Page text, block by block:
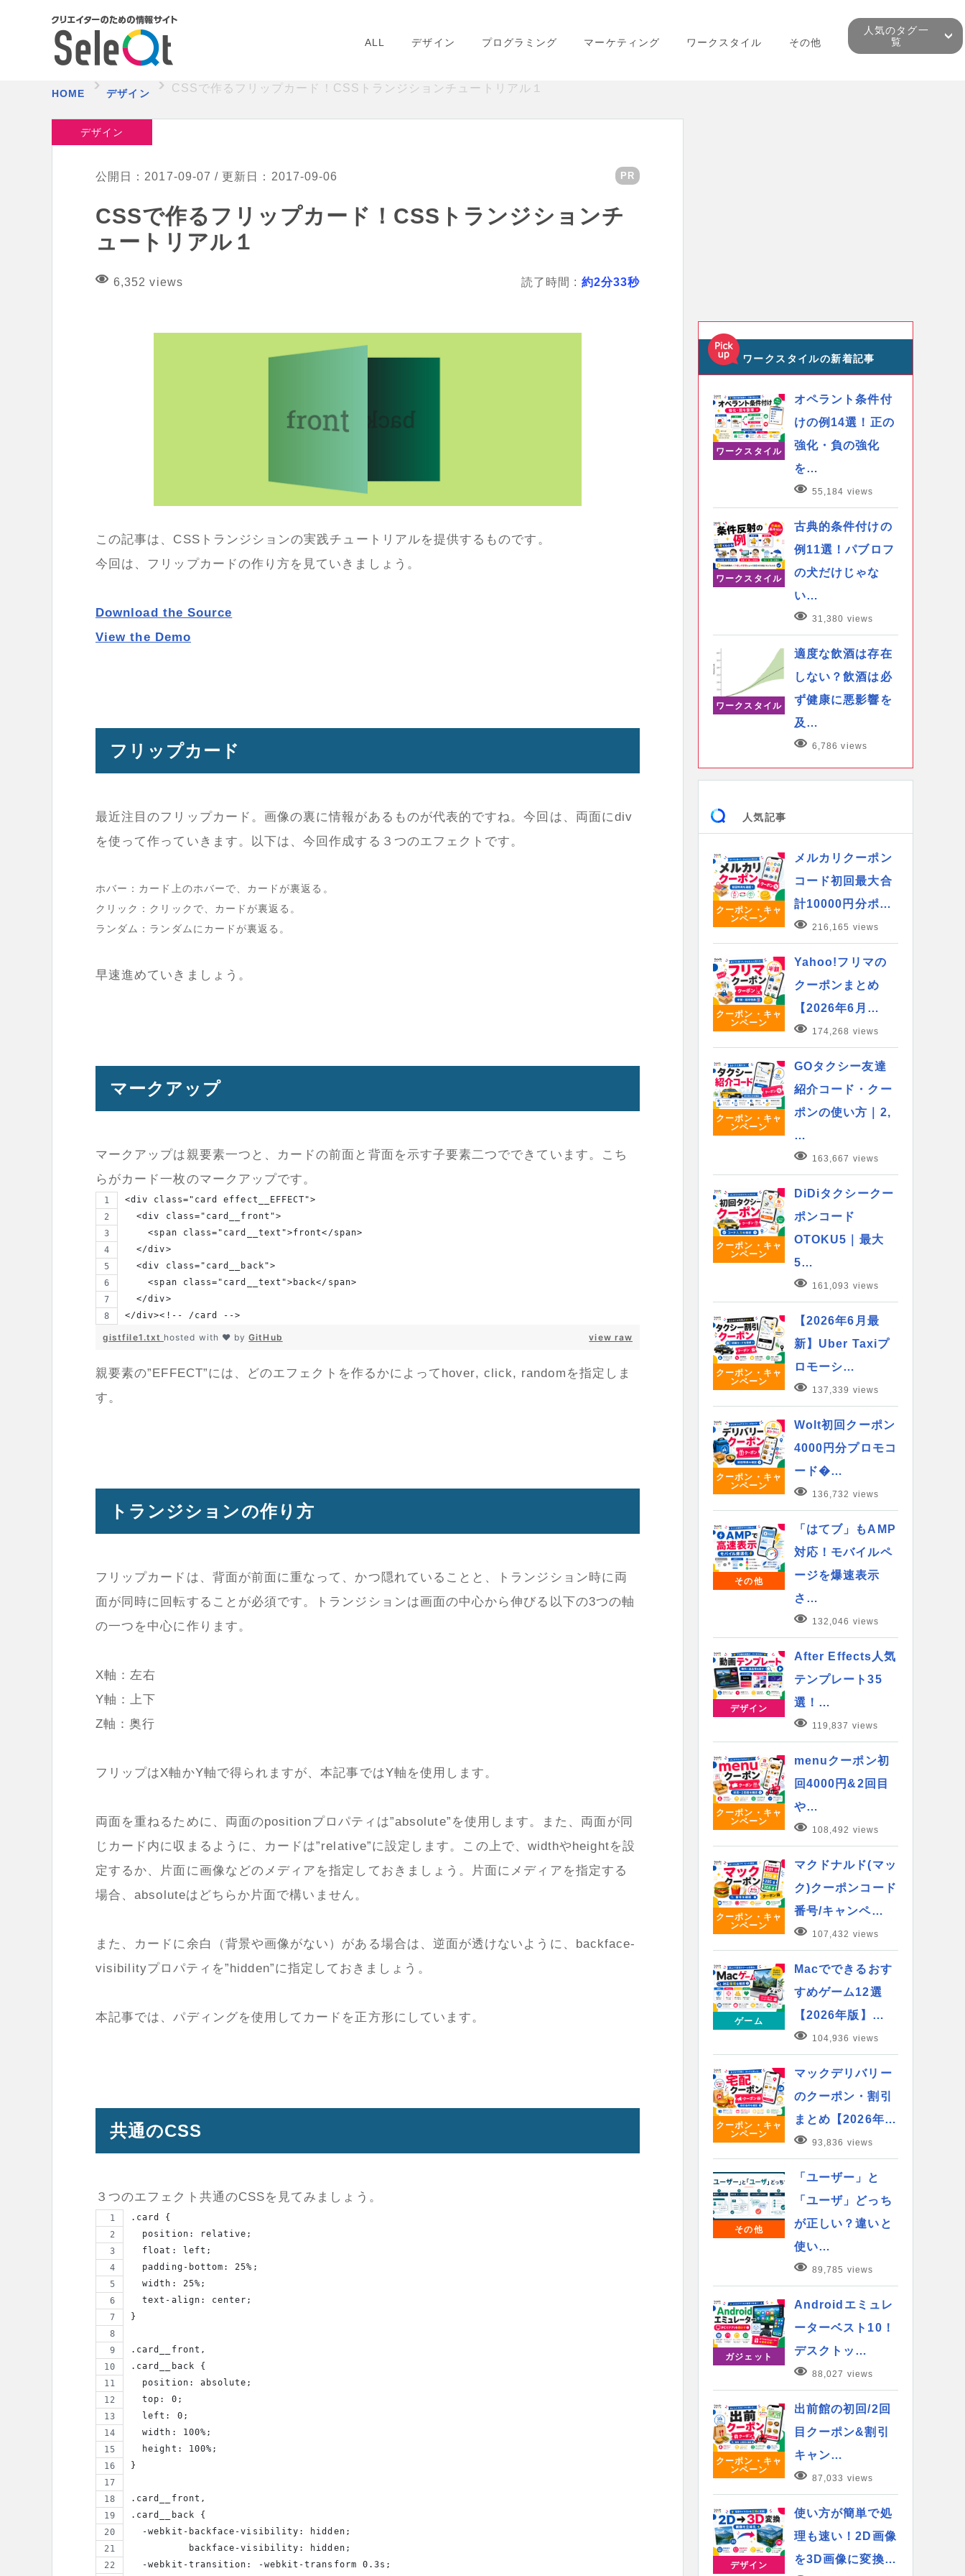
ALL デザイン プログラミング マーケティング ワークスタイル その他
人気のタグ一
覧
HOME デザイン CSSで作るフリップカード！CSSトランジションチュートリアル１
デザイン
公開日：2017-09-07 / 更新日：2017-09-06 PR
CSSで作るフリップカード！CSSトランジションチ
ュートリアル１
6,352 views 読了時間 : 約2分33秒
この記事は、CSSトランジションの実践チュートリアルを提供するものです。
今回は、フリップカードの作り方を見ていきましょう。
Download the Source
View the Demo
フリップカード
最近注目のフリップカード。画像の裏に情報があるものが代表的ですね。今回は、両面にdiv
を使って作っていきます。以下は、今回作成する３つのエフェクトです。
ホバー：カード上のホバーで、カードが裏返る。
クリック：クリックで、カードが裏返る。
ランダム：ランダムにカードが裏返る。
早速進めていきましょう。
マークアップ
マークアップは親要素一つと、カードの前面と背面を示す子要素二つでできています。こち
らがカード一枚のマークアップです。
<div class="card effect__EFFECT">
  <div class="card__front">
    <span class="card__text">front</span>
  </div>
  <div class="card__back">
    <span class="card__text">back</span>
  </div>
</div><!-- /card -->
view raw
gistfile1.txt hosted with ❤ byGitHub
親要素の”EFFECT”には、どのエフェクトを作るかによってhover, click, randomを指定しま
す。
トランジションの作り方
フリップカードは、背面が前面に重なって、かつ隠れていることと、トランジション時に両
面が同時に回転することが必須です。トランジションは画面の中心から伸びる以下の3つの軸
の一つを中心に作ります。
X軸：左右
Y軸：上下
Z軸：奥行
フリップはX軸かY軸で得られますが、本記事ではY軸を使用します。
両面を重ねるために、両面のpositionプロパティは”absolute”を使用します。また、両面が同
じカード内に収まるように、カードは”relative”に設定します。この上で、widthやheightを設
定するか、片面に画像などのメディアを指定しておきましょう。片面にメディアを指定する
場合、absoluteはどちらか片面で構いません。
また、カードに余白（背景や画像がない）がある場合は、逆面が透けないように、backface-
visibilityプロパティを”hidden”に指定しておきましょう。
本記事では、パディングを使用してカードを正方形にしています。
共通のCSS
３つのエフェクト共通のCSSを見てみましょう。
.card {
  position: relative;
  float: left;
  padding-bottom: 25%;
  width: 25%;
  text-align: center;
}
.card__front,
.card__back {
  position: absolute;
  top: 0;
  left: 0;
  width: 100%;
  height: 100%;
}
.card__front,
.card__back {
  -webkit-backface-visibility: hidden;
          backface-visibility: hidden;
  -webkit-transition: -webkit-transform 0.3s;
ワークスタイルの新着記事
ワークスタイル
オペラント条件付
けの例14選！正の
強化・負の強化
を…
55,184 views
ワークスタイル
古典的条件付けの
例11選！パブロフ
の犬だけじゃな
い…
31,380 views
ワークスタイル
適度な飲酒は存在
しない？飲酒は必
ず健康に悪影響を
及…
6,786 views
人気記事
クーポン・キャ
ンペーン
メルカリクーポン
コード初回最大合
計10000円分ポ…
216,165 views
クーポン・キャ
ンペーン
Yahoo!フリマの
クーポンまとめ
【2026年6月…
174,268 views
クーポン・キャ
ンペーン
GOタクシー友達
紹介コード・クー
ポンの使い方｜2,
…
163,667 views
クーポン・キャ
ンペーン
DiDiタクシークー
ポンコード
OTOKU5｜最大
5…
161,093 views
クーポン・キャ
ンペーン
【2026年6月最
新】Uber Taxiプ
ロモーシ…
137,339 views
クーポン・キャ
ンペーン
Wolt初回クーポン
4000円分プロモコ
ード�…
136,732 views
その他
「はてブ」もAMP
対応！モバイルペ
ージを爆速表示
さ…
132,046 views
デザイン
After Effects人気
テンプレート35
選！…
119,837 views
クーポン・キャ
ンペーン
menuクーポン初
回4000円&2回目
や…
108,492 views
クーポン・キャ
ンペーン
マクドナルド(マッ
ク)クーポンコード
番号/キャンペ…
107,432 views
ゲーム
Macでできるおす
すめゲーム12選
【2026年版】…
104,936 views
クーポン・キャ
ンペーン
マックデリバリー
のクーポン・割引
まとめ【2026年…
93,836 views
その他
「ユーザー」と
「ユーザ」どっち
が正しい？違いと
使い…
89,785 views
ガジェット
Androidエミュレ
ーターベスト10！
デスクトッ…
88,027 views
クーポン・キャ
ンペーン
出前館の初回/2回
目クーポン&割引
キャン…
87,033 views
デザイン
使い方が簡単で処
理も速い！2D画像
を3D画像に変換…